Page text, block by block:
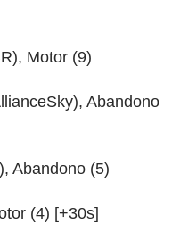
Motor (9)
Abandono
Abandono (5)
(4) [+30s]